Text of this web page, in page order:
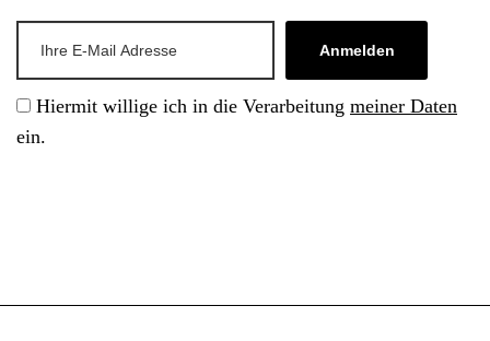
Anmelden
Hiermit willige ich in die Verarbeitung meiner Daten
ein.